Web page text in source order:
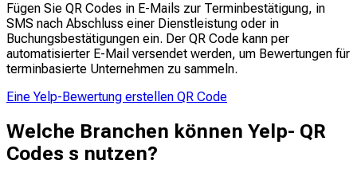
Fügen Sie QR Codes in E-Mails zur Terminbestätigung, in
SMS nach Abschluss einer Dienstleistung oder in
Buchungsbestätigungen ein. Der QR Code kann per
automatisierter E-Mail versendet werden, um Bewertungen für
terminbasierte Unternehmen zu sammeln.
Eine Yelp-Bewertung erstellen QR Code
Welche Branchen können Yelp- QR
Codes s nutzen?